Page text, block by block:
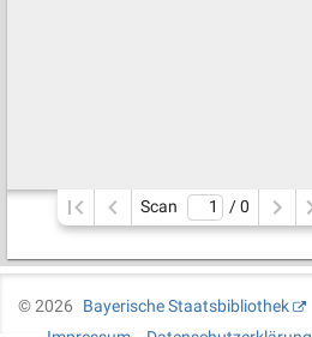
Scan / 0
©2026
Bayerische Staatsbibliothek